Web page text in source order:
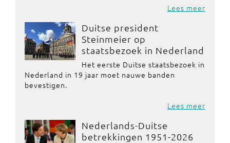
Lees meer
Duitse president
Steinmeier op
staatsbezoek in Nederland
Het eerste Duitse staatsbezoek in
Nederland in 19 jaar moet nauwe banden
bevestigen.
Lees meer
Nederlands-Duitse
betrekkingen 1951-2026